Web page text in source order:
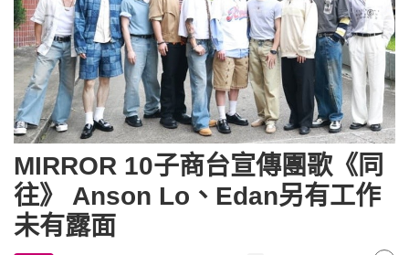
MIRROR 10子商台宣傳團歌《同
往》 Anson Lo、Edan另有工作
未有露面